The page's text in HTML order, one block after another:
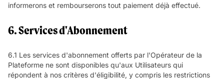
informerons et rembourserons tout paiement déjà effectué.
6. Services d'Abonnement
6.1 Les services d'abonnement offerts par l'Opérateur de la
Plateforme ne sont disponibles qu'aux Utilisateurs qui
répondent à nos critères d'éligibilité, y compris les restrictions